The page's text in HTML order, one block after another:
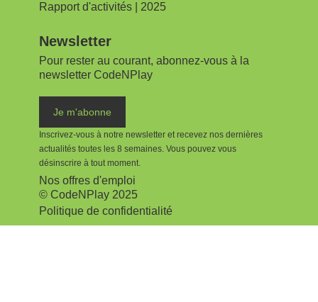
Rapport d'activités | 2025
Newsletter
Pour rester au courant, abonnez-vous à la
newsletter CodeNPlay
Je m'abonne
Inscrivez-vous à notre newsletter et recevez nos dernières
actualités toutes les 8 semaines. Vous pouvez vous
désinscrire à tout moment.
Nos offres d'emploi
© CodeNPlay 2025
Politique de confidentialité